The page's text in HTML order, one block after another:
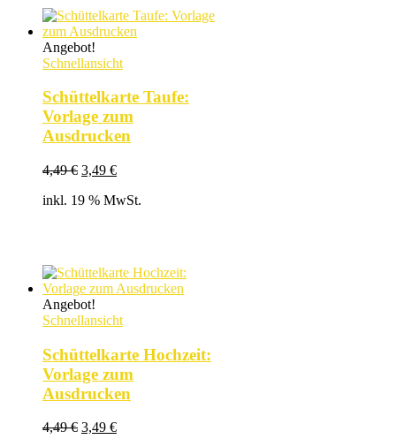
Angebot!
Schnellansicht
Schüttelkarte Taufe:
Vorlage zum
Ausdrucken
4,49€ Ursprünglicher
war:
3,49 €Aktueller
ist:
inkl. 19 % MwSt.
Angebot!
Schnellansicht
Schüttelkarte Hochzeit:
Vorlage zum
Ausdrucken
4,49€ Ursprünglicher
3,49 €Aktueller